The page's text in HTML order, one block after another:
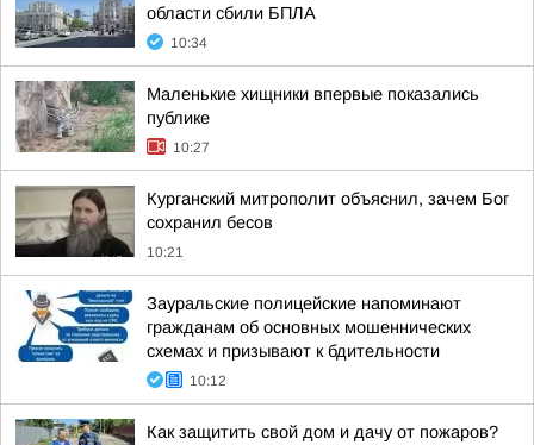
области сбили БПЛА
10:34
Маленькие хищники впервые показались
публике
10:27
Курганский митрополит объяснил, зачем Бог
сохранил бесов
10:21
Зауральские полицейские напоминают
гражданам об основных мошеннических
схемах и призывают к бдительности
10:12
Как защитить свой дом и дачу от пожаров?